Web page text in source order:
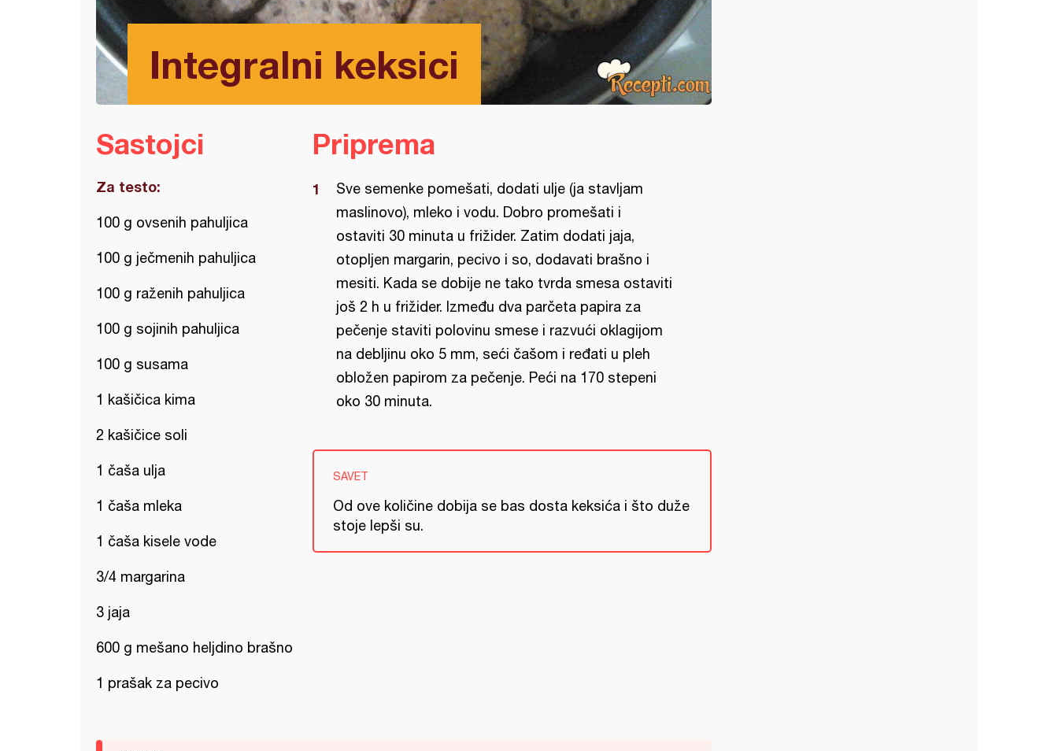
Integralni keksici
Sastojci
Za testo:
100 g ovsenih pahuljica
100 g ječmenih pahuljica
100 g raženih pahuljica
100 g sojinih pahuljica
100 g susama
1 kašičica kima
2 kašičice soli
1 čaša ulja
1 čaša mleka
1 čaša kisele vode
3/4 margarina
3 jaja
600 g mešano heljdino brašno
1 prašak za pecivo
Priprema
Sve semenke pomešati, dodati ulje (ja stavljam
maslinovo), mleko i vodu. Dobro promešati i
ostaviti 30 minuta u frižider. Zatim dodati jaja,
otopljen margarin, pecivo i so, dodavati brašno i
mesiti. Kada se dobije ne tako tvrda smesa ostaviti
još 2 h u frižider. Između dva parčeta papira za
pečenje staviti polovinu smese i razvući oklagijom
na debljinu oko 5 mm, seći čašom i ređati u pleh
obložen papirom za pečenje. Peći na 170 stepeni
oko 30 minuta.
SAVET
Od ove količine dobija se bas dosta keksića i što duže
stoje lepši su.